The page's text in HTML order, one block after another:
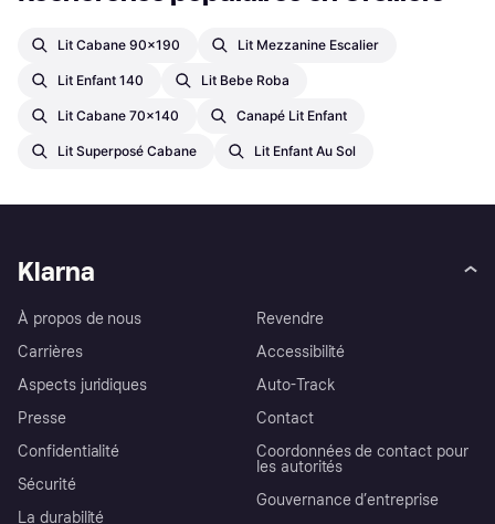
Lit Cabane 90x190 Lit Mezzanine Escalier
Lit Enfant 140 Lit Bebe Roba
Lit Cabane 70x140 Canapé Lit Enfant
Lit Superposé Cabane Lit Enfant Au Sol
Klarna
À propos de nous
Carrières
Aspects juridiques
Presse
Confidentialité
Sécurité
La durabilité
Revendre
Accessibilité
Auto-Track
Contact
Coordonnées de contact pour
les autorités
Gouvernance d’entreprise